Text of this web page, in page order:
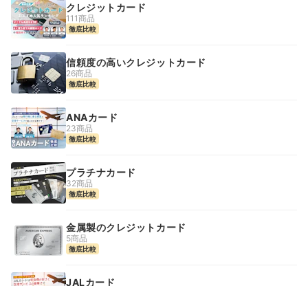
クレジットカード
111商品
徹底比較
信頼度の高いクレジットカード
26商品
徹底比較
ANAカード
23商品
徹底比較
プラチナカード
32商品
徹底比較
金属製のクレジットカード
5商品
徹底比較
JALカード